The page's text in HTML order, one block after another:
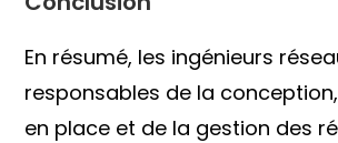
En résumé, les ingénieurs
responsables de la
en place et de la gestion des